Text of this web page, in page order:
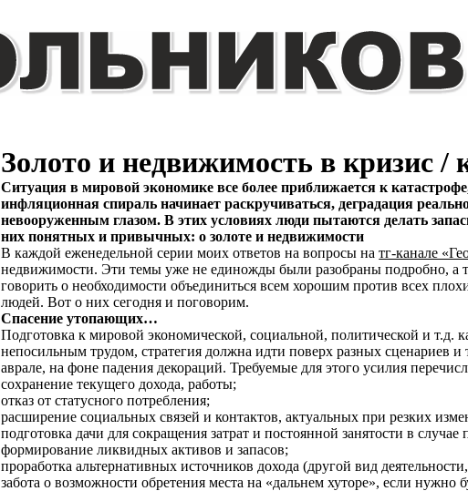
Золото и недвижимость в кризис /
Ситуация в мировой экономике все более приближается к
инфляционная спираль начинает раскручиваться, деградация
невооруженным глазом. В этих условиях люди пытаются делать
них понятных и привычных: о золоте и недвижимости
В каждой еженедельной серии моих ответов на вопросы натг-канале
недвижимости. Эти темы уже не единожды были разобраны подробно, а
говорить о необходимости объединиться всем хорошим против всех
людей. Вот о них сегодня и поговорим.
Спасение утопающих…
Подготовка к мировой экономической, социальной, политической и т.д.
непосильным трудом, стратегия должна идти поверх разных сценариев
аврале, на фоне падения декораций. Требуемые для этого усилия
сохранение текущего дохода, работы;
отказ от статусного потребления;
расширение социальных связей и контактов, актуальных при резких
подготовка дачи для сокращения затрат и постоянной занятости в случае
формирование ликвидных активов и запасов;
проработка альтернативных источников дохода (другой вид
забота о возможности обретения места на «дальнем хуторе», если нужно